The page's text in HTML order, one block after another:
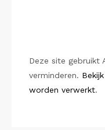
Deze site gebruikt
verminderen.
worden verwerkt.